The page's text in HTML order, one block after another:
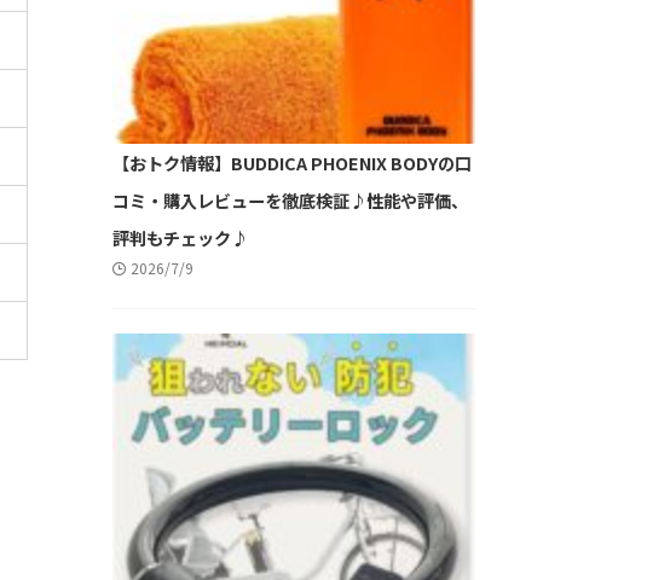
【おトク情報】BUDDICA PHOENIX BODYの口
コミ・購入レビューを徹底検証♪性能や評価、
評判もチェック♪
2026/7/9